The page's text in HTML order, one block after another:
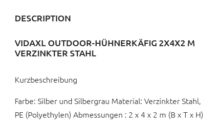
DESCRIPTION
VIDAXL OUTDOOR-HÜHNERKÄFIG 2X4X2 M
VERZINKTER STAHL
Kurzbeschreibung
Farbe: Silber und Silbergrau Material: Verzinkter Stahl,
PE (Polyethylen) Abmessungen : 2 x 4 x 2 m (B x T x H)